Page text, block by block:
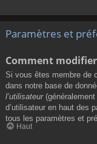
Paramètres et
Comment
Si vous êtes membre de
dans notre base de
l’utilisateur
d’utilisateur en haut des
tous les paramètres et
Haut